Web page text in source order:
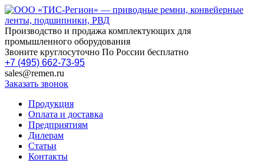
Производство и продажа комплектующих для
промышленного оборудования
Звоните круглосуточно По России бесплатно
+7 (495) 662-73-95
sales@remen.ru
Заказать звонок
Продукция
Оплата и доставка
Предприятиям
Дилерам
Статьи
Контакты